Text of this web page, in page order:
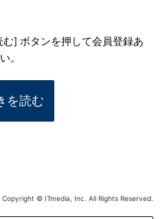
] ボタンを押して会員登録あ
。
を読む
Copyright © ITmedia, Inc. All Rights Reserved.